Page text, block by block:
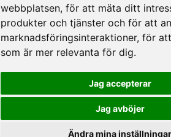
webbplatsen, för att mäta ditt
produkter och tjänster och för att
marknadsföringsinteraktioner, för
som är mer relevanta för dig.
Jag accepterar
Jag avböjer
Ändra mina